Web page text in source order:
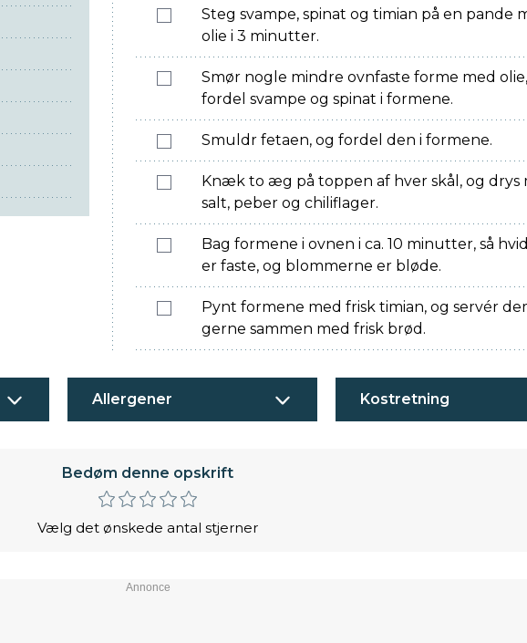
Steg svampe, spinat og timian på en pande
olie i 3 minutter.
Smør nogle mindre ovnfaste forme med
fordel svampe og spinat i formene.
Smuldr fetaen, og fordel den i formene.
Knæk to æg på toppen af hver skål, og drys
salt, peber og chiliflager.
Bag formene i ovnen i ca. 10 minutter, så
er faste, og blommerne er bløde.
Pynt formene med frisk timian, og servér
gerne sammen med frisk brød.
Allergener Kostretning
Bedøm denne opskrift
Vælg det ønskede antal stjerner